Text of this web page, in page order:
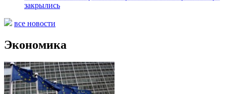
закрылись
все новости
Экономика